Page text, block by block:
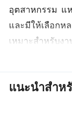
อุตสาหกรรม แ
และมีให้เลือกห
เหมาะสำหรับง
กระบวนการชุ
ถึงความทนทาน
ภายนอกอาคาร
อุปกรณ์ล้างทำ
แนะนำสำห